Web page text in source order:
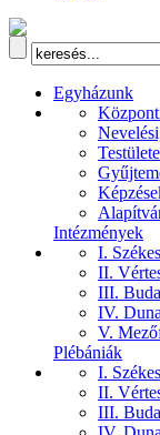
Egyházunk
Intézmények
I.
II.
III.
IV.
V.
Plébániák
I.
II.
III.